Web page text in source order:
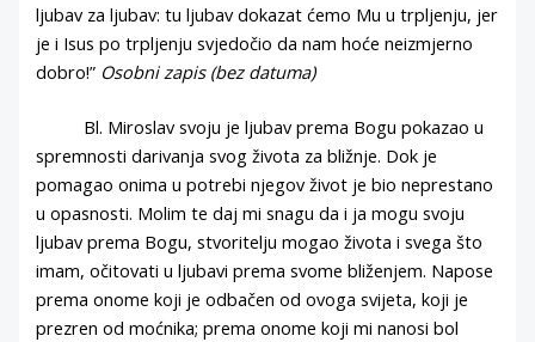
ljubav za ljubav: tu ljubav dokazat ćemo Mu u trpljenju, jer
je i Isus po trpljenju svjedočio da nam hoće neizmjerno
dobro!” Osobni zapis (bez datuma)
Bl. Miroslav svoju je ljubav prema Bogu pokazao u
spremnosti darivanja svog života za bližnje. Dok je
pomagao onima u potrebi njegov život je bio neprestano
u opasnosti. Molim te daj mi snagu da i ja mogu svoju
ljubav prema Bogu, stvoritelju mogao života i svega što
imam, očitovati u ljubavi prema svome bliženjem. Napose
prema onome koji je odbačen od ovoga svijeta, koji je
prezren od moćnika; prema onome koji mi nanosi bol